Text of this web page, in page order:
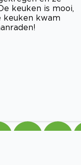
keuken is mooi,
keuken kwam